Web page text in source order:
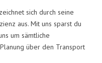
sich durch seine
aus. Mit uns sparst du
um sämtliche
über den Transport